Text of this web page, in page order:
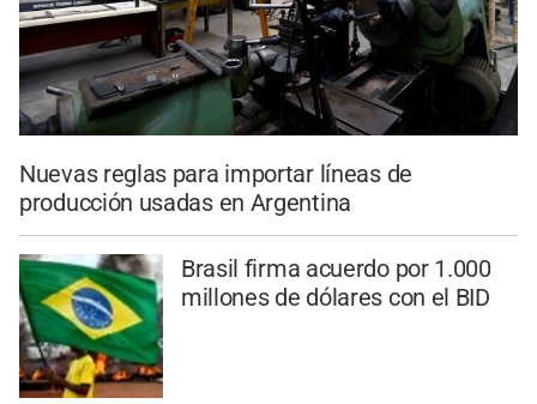
Nuevas reglas para importar líneas de
producción usadas en Argentina
Brasil firma acuerdo por 1.000
millones de dólares con el BID